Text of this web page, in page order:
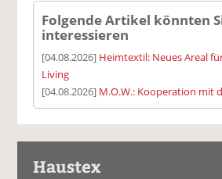
Folgende Artikel könnten
interessieren
[04.08.2026] Heimtextil: Neues Areal
Living
[04.08.2026] M.O.W.: Kooperation mit
Haustex